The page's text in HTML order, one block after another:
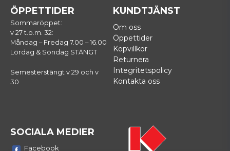
ÖPPETTIDER
Sommaröppet:
v 27 t.o.m. 32:
Måndag – Fredag 7.00 – 16.00
Lördag & Söndag STÄNGT
Semesterstängt v 29 och v
30
KUNDTJÄNST
Om oss
Öppettider
Köpvillkor
Returnera
Integritetspolicy
Kontakta oss
SOCIALA MEDIER
Facebook